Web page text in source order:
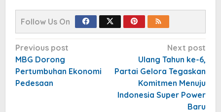
Follow Us On
Post
navigation
Previous post
MBG Dorong
Pertumbuhan Ekonomi
Pedesaan
Next post
Ulang Tahun ke-6,
Partai Gelora Tegaskan
Komitmen Menuju
Indonesia Super Power
Baru